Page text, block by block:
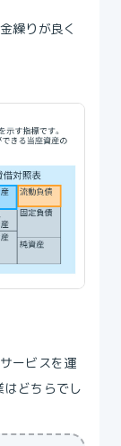
繰りが良く
ービスを運
どちらでし